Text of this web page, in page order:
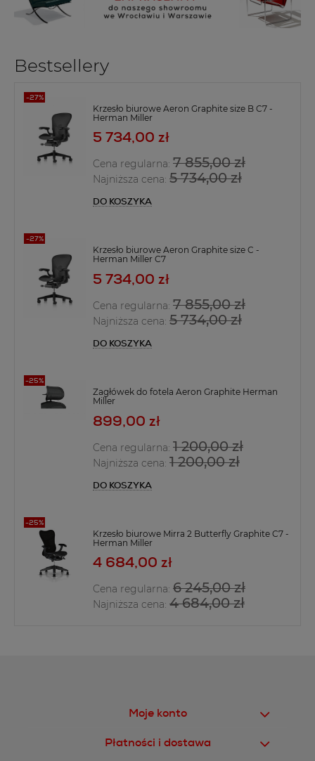
Bestsellery
Krzesło biurowe Aeron Graphite size B C7 -
Herman Miller
5 734,00 zł
Cena regularna: 7 855,00 zł
Najniższa cena: 5 734,00 zł
DO KOSZYKA
Krzesło biurowe Aeron Graphite size C -
Herman Miller C7
5 734,00 zł
Cena regularna: 7 855,00 zł
Najniższa cena: 5 734,00 zł
DO KOSZYKA
Zagłówek do fotela Aeron Graphite Herman
Miller
899,00 zł
Cena regularna: 1 200,00 zł
Najniższa cena: 1 200,00 zł
DO KOSZYKA
Krzesło biurowe Mirra 2 Butterfly Graphite C7 -
Herman Miller
4 684,00 zł
Cena regularna: 6 245,00 zł
Najniższa cena: 4 684,00 zł
Moje konto
Płatności i dostawa